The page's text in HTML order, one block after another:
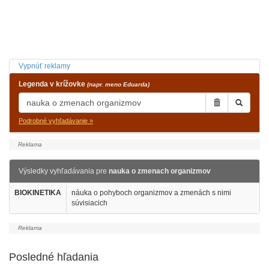
Vypnúť reklamy
Legenda v krížovke (napr. meno Eduarda)
Podrobné vyhľadávanie »
Výsledky vyhľadávania pre nauka o zmenach organizmov
BIOKINETIKA
náuka o pohyboch organizmov a zmenách s nimi
súvisiacich
Posledné hľadania